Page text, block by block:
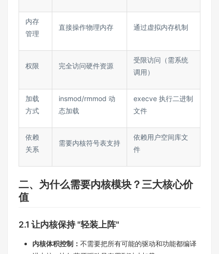
内存
管理​
直接操作物理内存​ 通过虚拟内存机制​
权限​ 完全访问硬件资源​
受限访问（需系统
调用）​
加载
方式​
insmod/rmmod 动
态加载​
execve 执行二进制
文件​
依赖
关系​
需要内核符号表支持​
依赖用户空间库文
件​
二、为什么需要内核模块？三大核心价
值​
2.1 让内核保持 "轻装上阵"​
内核体积控制： 不需要把所有可能的驱动和功能都编译